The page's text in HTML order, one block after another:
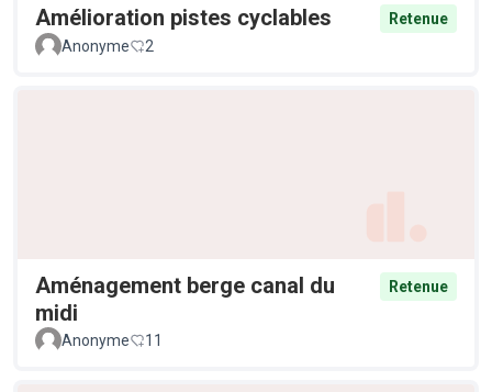
Amélioration pistes cyclables
Retenue
Anonyme
2
Aménagement berge canal du
midi
Retenue
Anonyme 11